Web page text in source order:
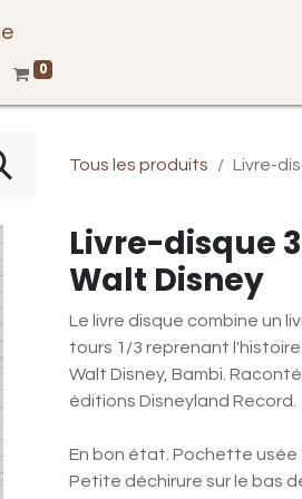
0
Tous les produits Livre-
Livre-disque
Walt Disney
Le livre disque combine un
tours 1/3 reprenant
Walt Disney, Bambi.
éditions Disneyland Record.
En bon état. Pochette
Petite déchirure sur le bas